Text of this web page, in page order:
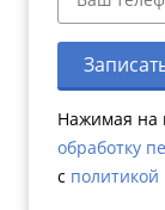
Нажимая на
обработку
c